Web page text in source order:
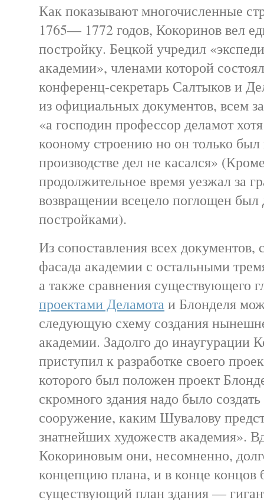
Как показывают многочисленные
1765— 1772 годов, Кокоринов вел
постройку. Бецкой учредил
академии», членами которой
конференц-секретарь Салтыков и
из официальных документов, всем
«а господин профессор деламот
кооному строению но он только был
производстве дел не касался»
продолжительное время уезжал за
возвращении всецело поглощен
постройками).
Из сопоставления всех документов,
фасада академии с остальными
а также сравнения существующего
проектами Деламотаи Блонделя
следующую схему создания
академии. Задолго до инаугурации
приступил к разработке своего
которого был положен проект
скромного здания надо было создать
сооружение, каким Шувалову
знатнейших художеств академия».
Кокориновым они, несомненно,
концепцию плана, и в конце концов
существующий план здания —